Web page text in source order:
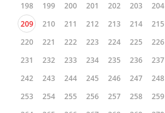
198
199 200 201 202 203 204
209
210 211 212 213 214 215
220
221 222 223 224 225 226
231
232 233 234 235 236 237
242
243 244 245 246 247 248
253
254 255 256 257 258 259